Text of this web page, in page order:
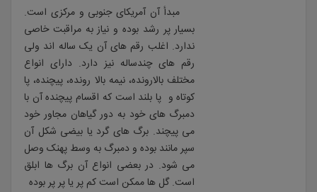
مبدأ آن آمریکای جنوبی و مرکزی است.
بسیار پر رشد بوده و نیاز به مراقبت خاصی
ندارد. اغلب رقم های آن یک ساله اند ولی
رقم های چندساله نیز دارد. دارای انواع
مختلف بالارونده، نیمه بالا رونده، پیچنده، پا
کوتاه و پا بلند است که اقسام پیچنده آن با
دمبرگ های خود به دور گیاهان مجاور خود
می پیچند. برگ های گرد یا بیضی شکل آن
سپر مانند بوده و دمبرگ به وسط پهنک وصل
می شود. در بعضی انواع آن برگ ها ابلق
است. گل ها ممکن است کم پر یا پر پر بوده